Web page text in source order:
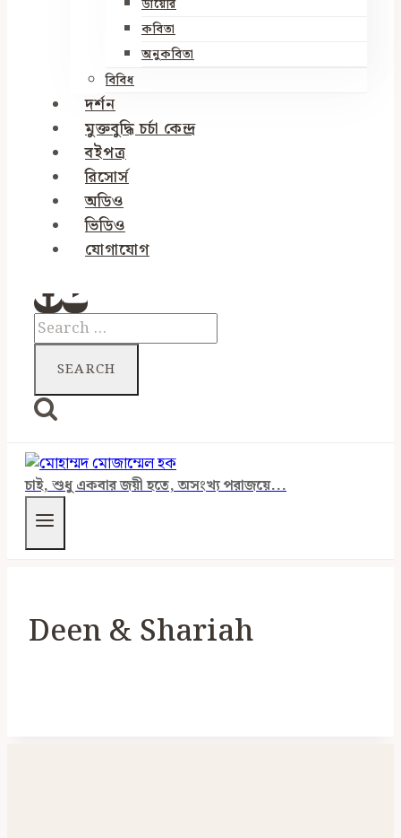
ডায়েরি
কবিতা
অনুকবিতা
বিবিধ
দর্শন
মুক্তবুদ্ধি চর্চা কেন্দ্র
বইপত্র
রিসোর্স
অডিও
ভিডিও
যোগাযোগ
Search
for:
চাই, শুধু একবার জয়ী হতে, অসংখ্য পরাজয়ে...
Deen & Shariah